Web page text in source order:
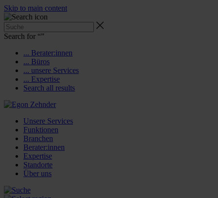
Skip to main content
Search for “”
... Berater:innen
... Büros
... unsere Services
... Expertise
Search all results
Unsere Services
Funktionen
Branchen
Berater:innen
Expertise
Standorte
Über uns